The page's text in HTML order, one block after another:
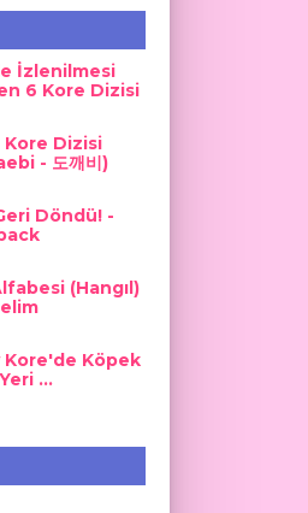
İzlenilmesi
6 Kore Dizisi
Kore Dizisi
- 도깨비)
Döndü! -
(Hangıl)
Kore'de Köpek
...